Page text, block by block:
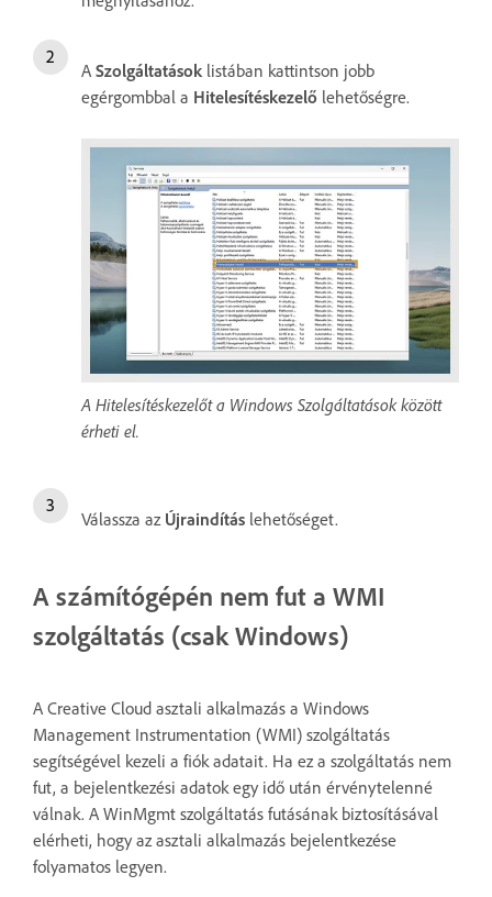
A Szolgáltatások listában kattintson jobb
egérgombbal a Hitelesítéskezelő lehetőségre.
A Hitelesítéskezelőt a Windows Szolgáltatások között
érheti el.
Válassza az Újraindítás lehetőséget.
A számítógépén nem fut a WMI
szolgáltatás (csak Windows)
A Creative Cloud asztali alkalmazás a Windows
Management Instrumentation (WMI) szolgáltatás
segítségével kezeli a fiók adatait. Ha ez a szolgáltatás nem
fut, a bejelentkezési adatok egy idő után érvénytelenné
válnak. A WinMgmt szolgáltatás futásának biztosításával
elérheti, hogy az asztali alkalmazás bejelentkezése
folyamatos legyen.